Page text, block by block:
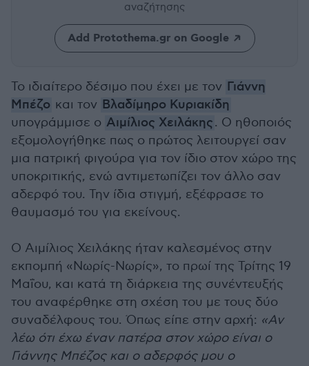
αναζήτησης
Add Protothema.gr on Google
Το ιδιαίτερο δέσιμο που έχει με τον Γιάννη
Μπέζο και τον Βλαδίμηρο Κυριακίδη
υπογράμμισε ο Αιμίλιος Χειλάκης. Ο ηθοποιός
εξομολογήθηκε πως ο πρώτος λειτουργεί σαν
μια πατρική φιγούρα για τον ίδιο στον χώρο της
υποκριτικής, ενώ αντιμετωπίζει τον άλλο σαν
αδερφό του. Την ίδια στιγμή, εξέφρασε το
θαυμασμό του για εκείνους.
Ο Αιμίλιος Χειλάκης ήταν καλεσμένος στην
εκπομπή «Νωρίς-Νωρίς», το πρωί της Τρίτης 19
Μαΐου, και κατά τη διάρκεια της συνέντευξής
του αναφέρθηκε στη σχέση του με τους δύο
συναδέλφους του. Όπως είπε στην αρχή: «Αν
λέω ότι έχω έναν πατέρα στον χώρο είναι ο
Γιάννης Μπέζος και ο αδερφός μου ο